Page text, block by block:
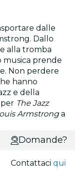
dalle
Dallo
alla tromba
musica prende
Non perdere
hanno
e della
The Jazz
Armstronga
Domande?
Contattaciqui